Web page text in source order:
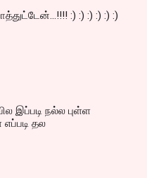
:) :) :) :) :) :)
இப்படி நல்ல புள்ள
எப்படி தல